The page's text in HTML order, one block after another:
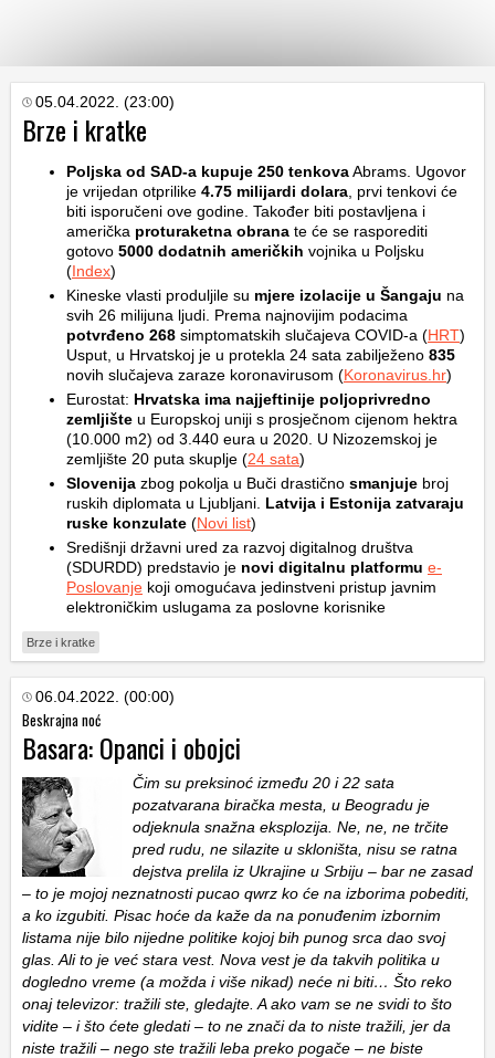
KATEGORIJE
HRVATSKI
WEB
05.04.2022. (23:00)
Brze i kratke
Poljska od SAD-a kupuje 250 tenkovaAbrams. Ugovor
je vrijedan otprilike 4.75 milijardi dolara , prvi tenkovi će
biti isporučeni ove godine. Također biti postavljena i
američka proturaketna obrana te će se rasporediti
gotovo 5000 dodatnih američkih vojnika u Poljsku
(Index)
Kineske vlasti produljile su mjere izolacije u Šangaju na
svih 26 milijuna ljudi. Prema najnovijim podacima
potvrđeno 268 simptomatskih slučajeva COVID-a (HRT)
Usput, u Hrvatskoj je u protekla 24 sata zabilježeno 835
novih slučajeva zaraze koronavirusom (Koronavirus.hr)
Eurostat: Hrvatska ima najjeftinije poljoprivredno
zemljište u Europskoj uniji s prosječnom cijenom hektra
(10.000 m2) od 3.440 eura u 2020. U Nizozemskoj je
zemljište 20 puta skuplje (24 sata)
Slovenija zbog pokolja u Buči drastično smanjuje broj
ruskih diplomata u Ljubljani. Latvija i Estonija zatvaraju
ruske konzulate (Novi list)
Središnji državni ured za razvoj digitalnog društva
(SDURDD) predstavio je novi digitalnu platformu e-
Poslovanje koji omogućava jedinstveni pristup javnim
elektroničkim uslugama za poslovne korisnike
Brze i kratke
06.04.2022. (00:00)
Beskrajna noć
Basara: Opanci i obojci
Čim su preksinoć između 20 i 22 sata
pozatvarana biračka mesta, u Beogradu je
odjeknula snažna eksplozija. Ne, ne, ne trčite
pred rudu, ne silazite u skloništa, nisu se ratna
dejstva prelila iz Ukrajine u Srbiju – bar ne zasad
– to je mojoj neznatnosti pucao qwrz ko će na izborima pobediti,
a ko izgubiti. Pisac hoće da kaže da na ponuđenim izbornim
listama nije bilo nijedne politike kojoj bih punog srca dao svoj
glas. Ali to je već stara vest. Nova vest je da takvih politika u
dogledno vreme (a možda i više nikad) neće ni biti… Što reko
onaj televizor: tražili ste, gledajte. A ako vam se ne svidi to što
vidite – i što ćete gledati – to ne znači da to niste tražili, jer da
niste tražili – nego ste tražili leba preko pogače – ne biste